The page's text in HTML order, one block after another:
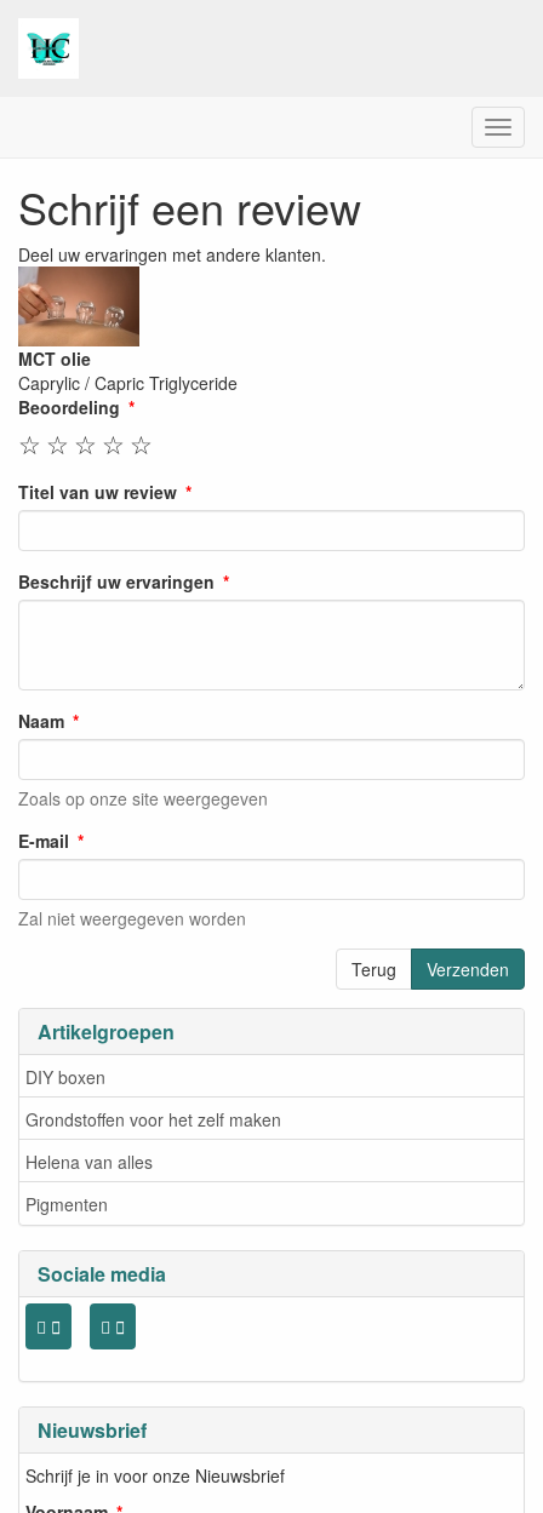
Menu
Artikelgroepen
DIY boxen
Grondstoffen voor het zelf maken
Helena van alles
Pigmenten
Sociale media
Nieuwsbrief
Schrijf je in voor onze Nieuwsbrief
Schrijf een review
Deel uw ervaringen met andere klanten.
MCT olie
Caprylic / Capric Triglyceride
Beoordeling
☆
☆
☆
☆
☆
Titel van uw review
Beschrijf uw ervaringen
Naam
Zoals op onze site weergegeven
E-mail
Zal niet weergegeven worden
Terug Verzenden